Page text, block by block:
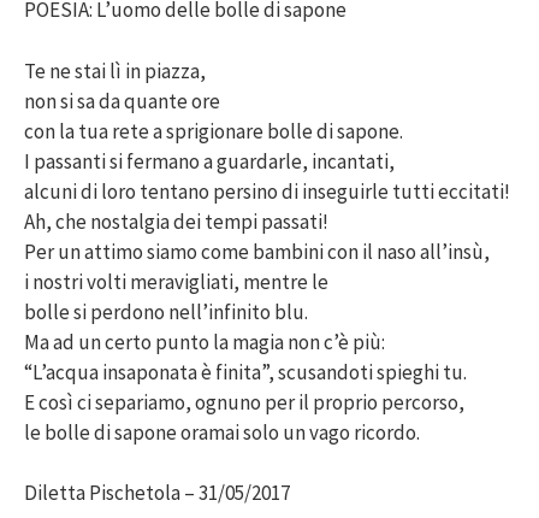
POESIA: L’uomo delle bolle di sapone
Te ne stai lì in piazza,
non si sa da quante ore
con la tua rete a sprigionare bolle di sapone.
I passanti si fermano a guardarle, incantati,
alcuni di loro tentano persino di inseguirle tutti eccitati!
Ah, che nostalgia dei tempi passati!
Per un attimo siamo come bambini con il naso all’insù,
i nostri volti meravigliati, mentre le
bolle si perdono nell’infinito blu.
Ma ad un certo punto la magia non c’è più:
“L’acqua insaponata è finita”, scusandoti spieghi tu.
E così ci separiamo, ognuno per il proprio percorso,
le bolle di sapone oramai solo un vago ricordo.
Diletta Pischetola – 31/05/2017